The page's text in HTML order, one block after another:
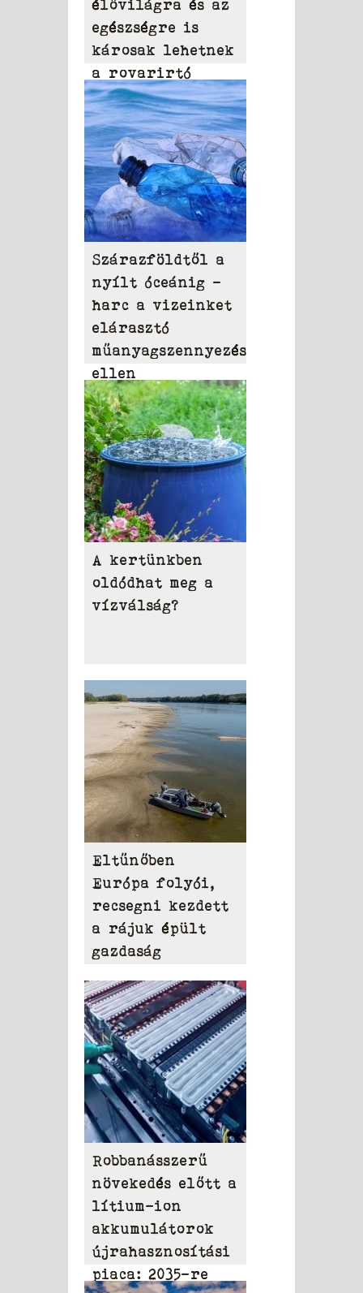
élővilágra és az
egészségre is
károsak lehetnek
a rovarirtó
szerek
Szárazföldtől a
nyílt óceánig –
harc a vizeinket
elárasztó
műanyagszennyezés
ellen
A kertünkben
oldódhat meg a
vízválság?
Eltűnőben
Európa folyói,
recsegni kezdett
a rájuk épült
gazdaság
Robbanásszerű
növekedés előtt a
lítium-ion
akkumulátorok
újrahasznosítási
piaca: 2035-re